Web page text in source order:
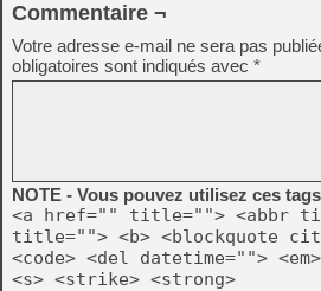
Commentaire ¬
Votre adresse e-mail ne sera pas
obligatoires sont indiqués avec *
NOTE - Vous pouvez utilisez ces
<a href="" title=""> <abbr
title=""> <b> <blockquote
<code> <del datetime="">
<s> <strike> <strong>